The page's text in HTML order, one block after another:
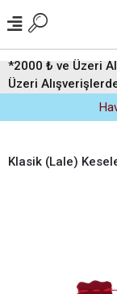
*2000 ₺ ve Üzeri
Üzeri
indirim (Üyelere
Klasik (Lale)